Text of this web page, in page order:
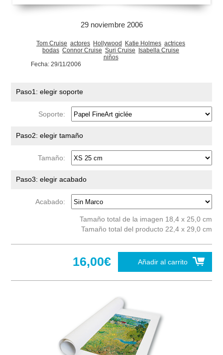
29 noviembre 2006
Tom Cruise actores Hollywood Katie Holmes actrices
bodas Connor Cruise Suri Cruise
Isabella Cruise
niños
Fecha: 29/11/2006
Paso1: elegir soporte
Soporte:
Paso2: elegir tamaño
Tamaño:
Paso3: elegir acabado
Acabado:
Tamaño total de la imagen 18,4 x 25,0 cm
Tamaño total del producto 22,4 x 29,0 cm
Añadir al carrito
16,00€